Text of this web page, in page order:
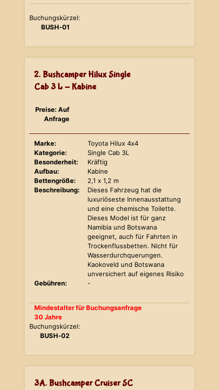
Buchungskürzel:
BUSH-01
2. Bushcamper Hilux Single
Cab 3 L - Kabine
Preise: Auf
Anfrage
Marke:
Toyota Hilux 4x4
Kategorie:
Single Cab 3L
Besonderheit:
Kräftig
Aufbau:
Kabine
Bettengröße:
2,1 x 1,2 m
Beschreibung:
Dieses Fahrzeug hat die
luxuriöseste Innenausstattung
und eine chemische Toilette.
Dieses Model ist für ganz
Namibia und Botswana
geeignet, auch für Fahrten in
Trockenflussbetten. Nicht für
Wasserdurchquerungen.
Kaokoveld und Botswana
unversichert auf eigenes Risiko
Gebühren:
-
Mindestalter für Buchungsanfrage
30 Jahre
Buchungskürzel:
BUSH-02
3A. Bushcamper Cruiser SC